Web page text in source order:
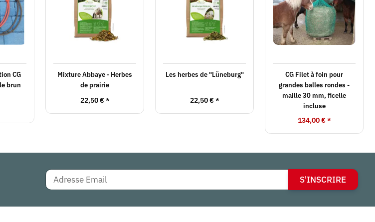
CG
brun
Mixture Abbaye - Herbes
de prairie
22,50 € *
Les herbes de "Lüneburg"
22,50 € *
CG Filet à foin pour
grandes balles rondes -
maille 30 mm, ficelle
incluse
134,00 € *
S'INSCRIRE